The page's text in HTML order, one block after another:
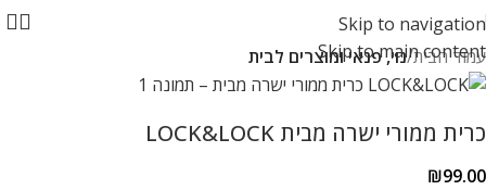
Skip to navigation
Skip to main content
עמוד הבית נוי, פנאי ומוצרים לבית
כרית ממורי ישרה מבית LOCK&LOCK
₪99.00